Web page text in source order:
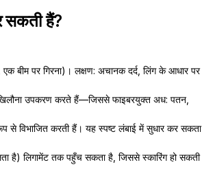
सकती हैं?
बीम पर गिरना)। लक्षण: अचानक दर्द, लिंग के आधार पर
खिलौना उपकरण करते हैं—जिससे फाइबरयुक्त अध: पतन,
से विभाजित करती हैं। यह स्पष्ट लंबाई में सुधार कर सकता
लिगामेंट तक पहुँच सकता है, जिससे स्कारिंग हो सकती